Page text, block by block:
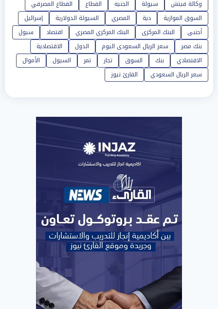
وكالة فيتش
سيولة الجنيه القطاع
القطاع المصرفي
السوق الموازية
دية المصري السيولة الدولارية
إسرائيل
أجنبى
البنك المركزى البنك المركزي المصري اقتصاد
سيول
بنك مصر
سعر الريال السعودى اليوم الدول
الاقتصادية
الاقتصادي
بنك السوق تجار تمر السيول
الأموال
سعر الريال السعودي
القارئ نيوز